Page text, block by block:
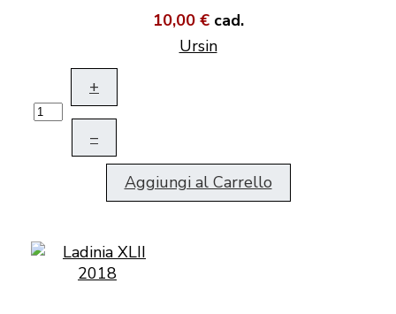
10,00 € cad.
Ursin
+
–
Aggiungi al Carrello